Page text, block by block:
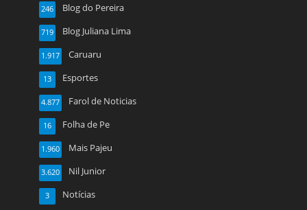
Blog do Pereira
246
Blog Juliana Lima
719
Caruaru
1.917
Esportes
13
Farol de Noticias
4.877
Folha de Pe
16
Mais Pajeu
1.960
Nil Junior
3.620
Notícias
3